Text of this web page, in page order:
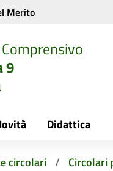
Merito
9
Didattica
circolari Circolari